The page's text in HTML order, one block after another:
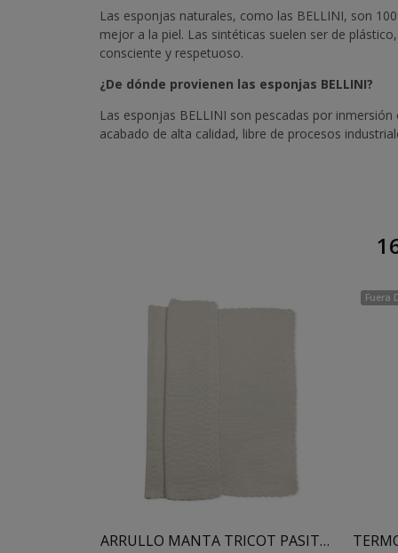
Las esponjas naturales, como las BELLINI, son
mejor a la piel. Las sintéticas suelen ser de
consciente y respetuoso.
¿De dónde provienen las esponjas BELLINI?
Las esponjas BELLINI son pescadas por
acabado de alta calidad, libre de procesos
ARRULLO MANTA TRICOT PASITO A PASITO
Fuera